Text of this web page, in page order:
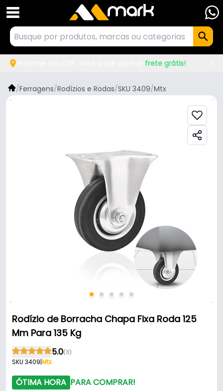
frete grátis!
/Ferragens/Rodízios e Rodas/SKU 3409/Mtx
Rodízio de Borracha Chapa Fixa Roda 125
Mm Para 135 Kg
5.0(3)
SKU 3409|Mtx
ÓTIMA HORA PARA COMPRAR!